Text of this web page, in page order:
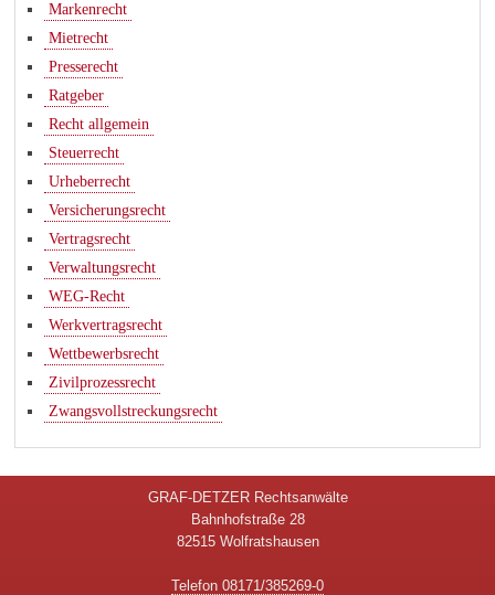
Markenrecht
Mietrecht
Presserecht
Ratgeber
Recht allgemein
Steuerrecht
Urheberrecht
Versicherungsrecht
Vertragsrecht
Verwaltungsrecht
WEG-Recht
Werkvertragsrecht
Wettbewerbsrecht
Zivilprozessrecht
Zwangsvollstreckungsrecht
GRAF-DETZER Rechtsanwälte
Bahnhofstraße 28
82515 Wolfratshausen
Telefon 08171/385269-0